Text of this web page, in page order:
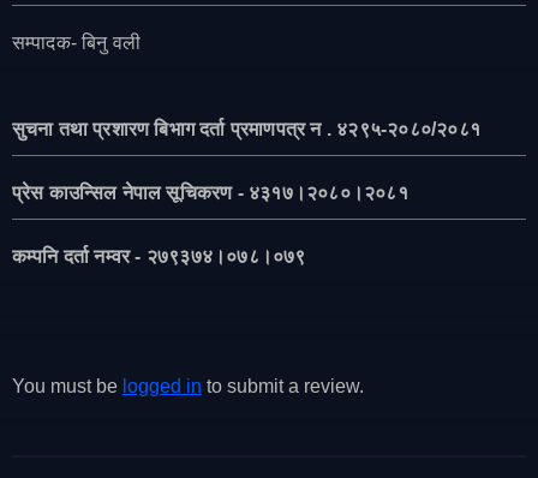
सम्पादक- बिनु वली
सुचना तथा प्रशारण बिभाग दर्ता प्रमाणपत्र न . ४२९५-२०८०/२०८१
प्रेस काउन्सिल नेपाल सूचिकरण - ४३१७।२०८०।२०८१
कम्पनि दर्ता नम्वर - २७९३७४।०७८।०७९
You must be logged in to submit a review.